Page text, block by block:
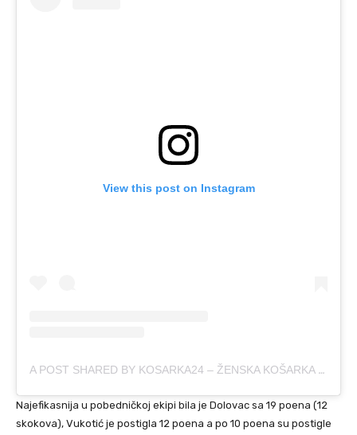
View this post on Instagram
A POST SHARED BY KOSARKA24 – ŽENSKA KOŠARKA (@KOSARKA24SRBIJA)
Najefikasnija u pobedničkoj ekipi bila je Dolovac sa 19 poena (12
skokova), Vukotić je postigla 12 poena a po 10 poena su postigle